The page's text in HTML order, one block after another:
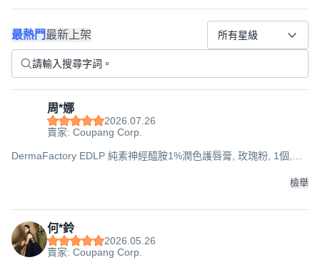
最熱門最新上架 所有星級
周*娜
2026.07.26
賣家: Coupang Corp.
DermaFactory EDLP 純素神經醯胺1%潤色護唇膏, 玫瑰粉, 1個,
檢舉
何*鈴
2026.05.26
賣家: Coupang Corp.